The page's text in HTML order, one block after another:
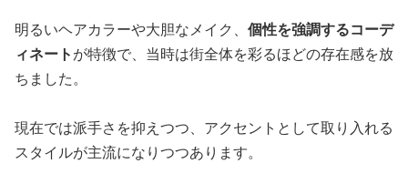
明るいヘアカラーや大胆なメイク、 個性を強調するコーデ
ィネートが特徴で、当時は街全体を彩るほどの存在感を放
ちました。
現在では派手さを抑えつつ、アクセントとして取り入れる
スタイルが主流になりつつあります。